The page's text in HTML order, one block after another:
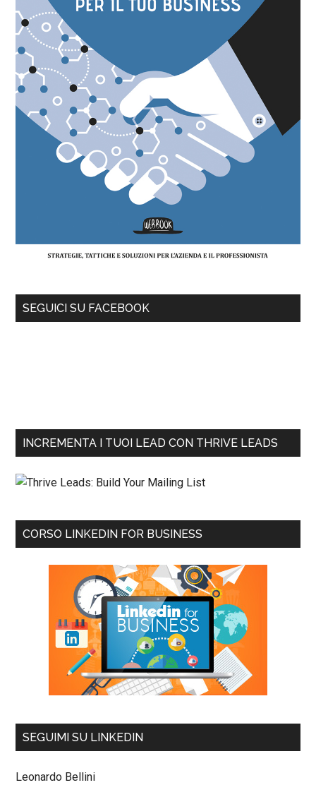
SEGUICI SU FACEBOOK
INCREMENTA I TUOI LEAD CON THRIVE LEADS
CORSO LINKEDIN FOR BUSINESS
SEGUIMI SU LINKEDIN
Leonardo Bellini